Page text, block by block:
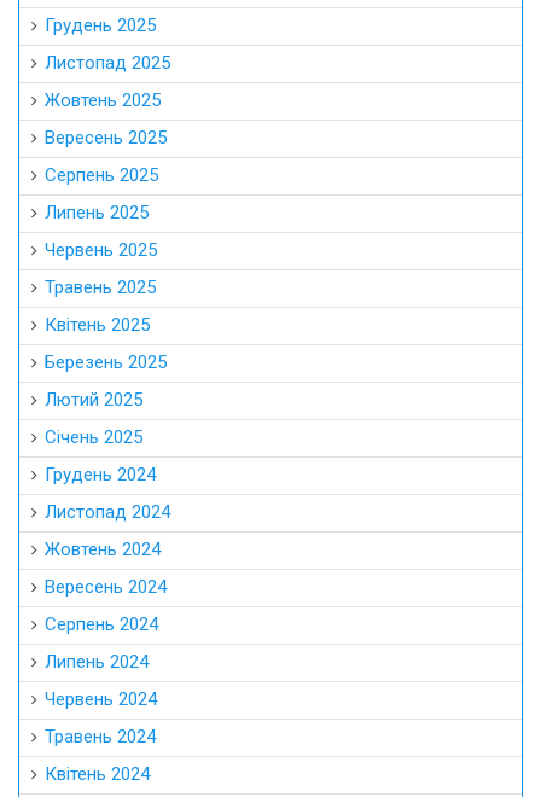
Грудень 2025
Листопад 2025
Жовтень 2025
Вересень 2025
Серпень 2025
Липень 2025
Червень 2025
Травень 2025
Квітень 2025
Березень 2025
Лютий 2025
Січень 2025
Грудень 2024
Листопад 2024
Жовтень 2024
Вересень 2024
Серпень 2024
Липень 2024
Червень 2024
Травень 2024
Квітень 2024